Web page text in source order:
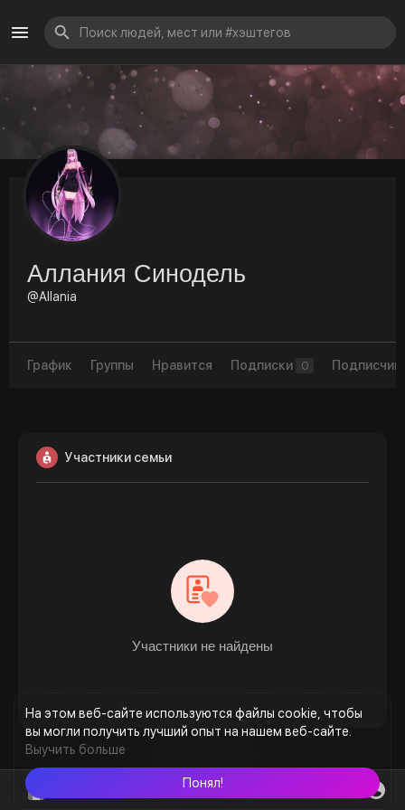
На этом веб-сайте используются файлы cookie, чтобы
вы могли получить лучший опыт на нашем веб-сайте.
Выучить больше
Понял!
Аллания Синодель
@Allania
График Группы Нравится Подписки 0
Участники семьи
Участники не найдены